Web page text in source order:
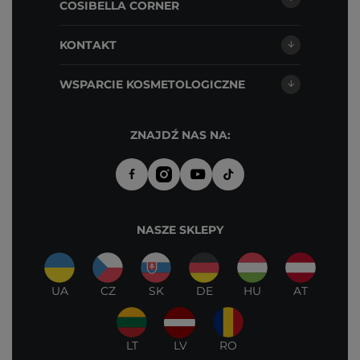
COSIBELLA CORNER
KONTAKT
WSPARCIE KOSMETOLOGICZNE
ZNAJDŹ NAS NA:
NASZE SKLEPY
UA CZ SK DE HU AT
LT LV RO